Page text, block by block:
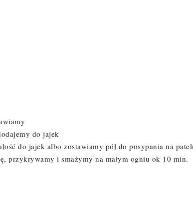
do jajek
do jajek albo zostawiamy pół do posypania na
przykrywamy i smażymy na małym ogniu ok 10 min.